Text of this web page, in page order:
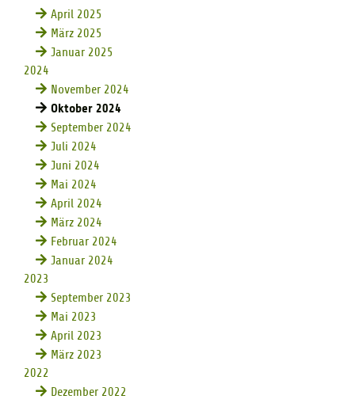
April 2025
März 2025
Januar 2025
2024
November 2024
Oktober 2024
September 2024
Juli 2024
Juni 2024
Mai 2024
April 2024
März 2024
Februar 2024
Januar 2024
2023
September 2023
Mai 2023
April 2023
März 2023
2022
Dezember 2022